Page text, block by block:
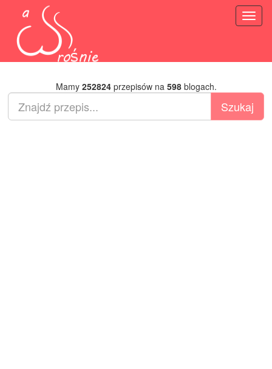
Mamy 252824przepisów na 598blogach.